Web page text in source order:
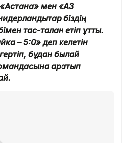
мен «АЗ
біздің
тас-талқан етіп ұтты.
– 5:0» деп келетін
бұдан былай
қаратып